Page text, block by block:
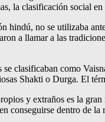
la clasificación social
no se utilizaba
a llamar a las
clasificaban como
Shakti o Durga. El
y extraños es la
conseguirse dentro de